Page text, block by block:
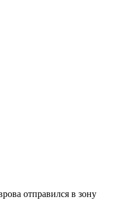
отправился в зону